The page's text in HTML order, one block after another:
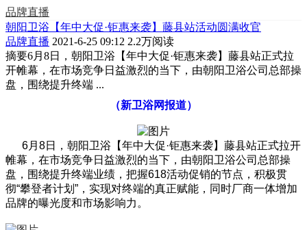
品牌直播
朝阳卫浴【年中大促·钜惠来袭】藤县站活动圆满收官
品牌直播 2021-6-25 09:12 2.2万阅读
摘要6月8日，朝阳卫浴【年中大促·钜惠来袭】藤县站正式拉
开帷幕，在市场竞争日益激烈的当下，由朝阳卫浴公司总部操
盘，围绕提升终端 ...
（新卫浴网报道）
6月8日，朝阳卫浴【年中大促·钜惠来袭】藤县站正式拉开
帷幕，在市场竞争日益激烈的当下，由朝阳卫浴公司总部操
盘，围绕提升终端业绩，把握618活动促销的节点，积极贯
彻“攀登者计划”，实现对终端的真正赋能，同时厂商一体增加
品牌的曝光度和市场影响力。